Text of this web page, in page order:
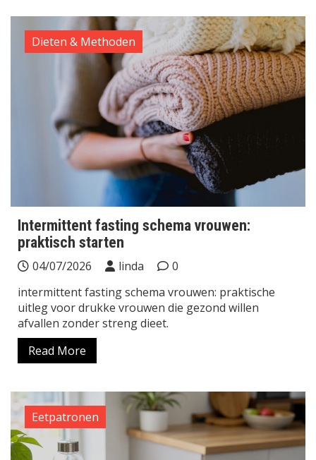
Dieten & Methoden
Intermittent fasting schema vrouwen:
praktisch starten
04/07/2026 linda
0
intermittent fasting schema vrouwen: praktische
uitleg voor drukke vrouwen die gezond willen
afvallen zonder streng dieet.
Read More
Eetpatronen